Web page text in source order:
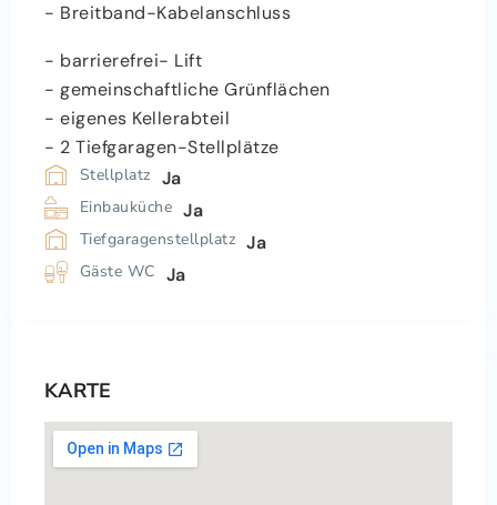
- Breitband-Kabelanschluss
- barrierefrei- Lift
- gemeinschaftliche Grünflächen
- eigenes Kellerabteil
- 2 Tiefgaragen-Stellplätze
Stellplatz Ja
Einbauküche Ja
Tiefgaragenstellplatz Ja
Gäste WC Ja
KARTE